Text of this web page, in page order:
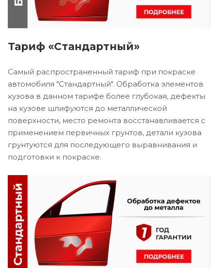
Тариф «Стандартный»
Самый распространенный тариф при покраске
автомобиля "Стандартный". Обработка элементов
кузова в данном тарифе более глубокая, дефекты
на кузове шлифуются до металлической
поверхности, место ремонта восстанавливается с
применением первичных грунтов, детали кузова
грунтуются для последующего выравнивания и
подготовки к покраске.